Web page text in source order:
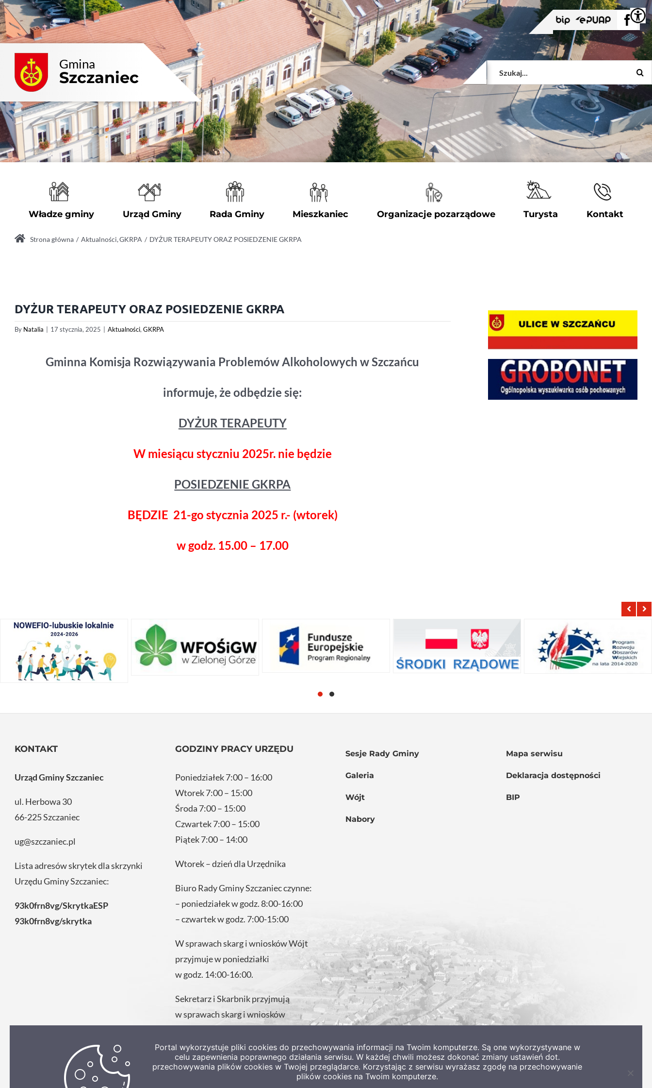
Przejdź
do
zawartości
BIP EPUAP
Gmina
Szczaniec
Władze gminy Urząd Gminy Rada Gminy Mieszkaniec Organizacje pozarządowe Turysta Kontakt
Strona główna Aktualności GKRPA DYŻUR TERAPEUTY ORAZ POSIEDZENIE GKRPA
DYŻUR TERAPEUTY ORAZ POSIEDZENIE GKRPA
By Natalia 17 stycznia, 2025 Aktualności, GKRPA
Gminna Komisja Rozwiązywania Problemów Alkoholowych w Szczańcu
informuje, że odbędzie się:
DYŻUR TERAPEUTY
W miesiącu styczniu 2025r. nie będzie
POSIEDZENIE GKRPA
BĘDZIE 21-go stycznia 2025 r.- (wtorek)
w godz. 15.00 – 17.00
KONTAKT
Urząd Gminy Szczaniec
ul. Herbowa 30
66-225 Szczaniec
ug@szczaniec.pl
Lista adresów skrytek dla skrzynki
Urzędu Gminy Szczaniec:
93k0frn8vg/SkrytkaESP
93k0frn8vg/skrytka
GODZINY PRACY URZĘDU
Poniedziałek 7:00 – 16:00
Wtorek 7:00 – 15:00
Środa 7:00 – 15:00
Czwartek 7:00 – 15:00
Piątek 7:00 – 14:00
Wtorek – dzień dla Urzędnika
Biuro Rady Gminy Szczaniec czynne:
– poniedziałek w godz. 8:00-16:00
– czwartek w godz. 7:00-15:00
W sprawach skarg i wniosków Wójt
przyjmuje w poniedziałki
w godz. 14:00-16:00.
Sekretarz i Skarbnik przyjmują
w sprawach skarg i wniosków
Urzędu.
Sesje Rady Gminy
Galeria
Wójt
Nabory
Mapa serwisu
Deklaracja dostępności
BIP
Portal wykorzystuje pliki cookies do przechowywania informacji na Twoim komputerze. Są one wykorzystywane w
celu zapewnienia poprawnego działania serwisu. W każdej chwili możesz dokonać zmiany ustawień dot.
przechowywania plików cookies w Twojej przeglądarce. Korzystając z serwisu wyrażasz zgodę na przechowywanie
plików cookies na Twoim komputerze.